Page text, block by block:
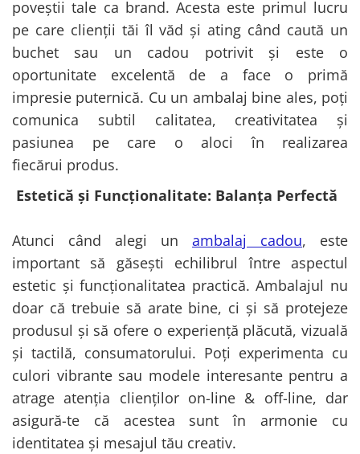
poveștii tale ca brand. Acesta este primul lucru
pe care clienții tăi îl văd și ating când caută un
buchet sau un cadou potrivit și este o
oportunitate excelentă de a face o primă
impresie puternică. Cu un ambalaj bine ales, poți
comunica subtil calitatea, creativitatea și
pasiunea pe care o aloci în realizarea
fiecărui produs.
Estetică și Funcționalitate: Balanța Perfectă
Atunci când alegi un ambalaj cadou, este
important să găsești echilibrul între aspectul
estetic și funcționalitatea practică. Ambalajul nu
doar că trebuie să arate bine, ci și să protejeze
produsul și să ofere o experiență plăcută, vizuală
și tactilă, consumatorului. Poți experimenta cu
culori vibrante sau modele interesante pentru a
atrage atenția clienților on-line & off-line, dar
asigură-te că acestea sunt în armonie cu
identitatea și mesajul tău creativ.